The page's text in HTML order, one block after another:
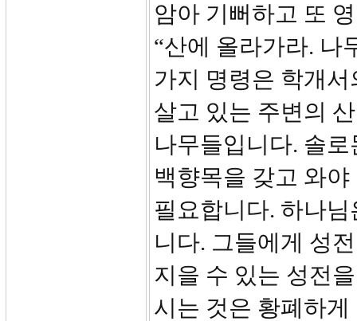
암아 기뻐하고 또
“산에 올라가라. 나
가지 명령은 학개
살고 있는 주변의
나무들입니다. 솔
백향목을 갖고 와
필요합니다. 하나
니다. 그들에게 성
지을 수 있는 성전
시는 것은 황폐하